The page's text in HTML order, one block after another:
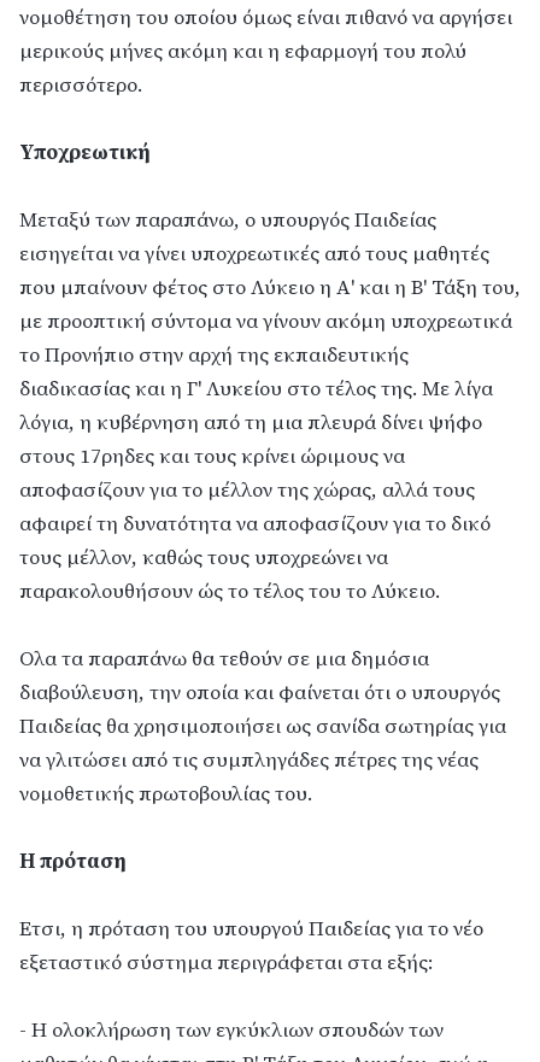
νομοθέτηση του οποίου όμως είναι πιθανό να αργήσει
μερικούς μήνες ακόμη και η εφαρμογή του πολύ
περισσότερο.
Υποχρεωτική
Μεταξύ των παραπάνω, ο υπουργός Παιδείας
εισηγείται να γίνει υποχρεωτικές από τους μαθητές
που μπαίνουν φέτος στο Λύκειο η Α' και η Β' Τάξη του,
με προοπτική σύντομα να γίνουν ακόμη υποχρεωτικά
το Προνήπιο στην αρχή της εκπαιδευτικής
διαδικασίας και η Γ' Λυκείου στο τέλος της. Με λίγα
λόγια, η κυβέρνηση από τη μια πλευρά δίνει ψήφο
στους 17ρηδες και τους κρίνει ώριμους να
αποφασίζουν για το μέλλον της χώρας, αλλά τους
αφαιρεί τη δυνατότητα να αποφασίζουν για το δικό
τους μέλλον, καθώς τους υποχρεώνει να
παρακολουθήσουν ώς το τέλος του το Λύκειο.
Ολα τα παραπάνω θα τεθούν σε μια δημόσια
διαβούλευση, την οποία και φαίνεται ότι ο υπουργός
Παιδείας θα χρησιμοποιήσει ως σανίδα σωτηρίας για
να γλιτώσει από τις συμπληγάδες πέτρες της νέας
νομοθετικής πρωτοβουλίας του.
Η πρόταση
Ετσι, η πρόταση του υπουργού Παιδείας για το νέο
εξεταστικό σύστημα περιγράφεται στα εξής:
- Η ολοκλήρωση των εγκύκλιων σπουδών των